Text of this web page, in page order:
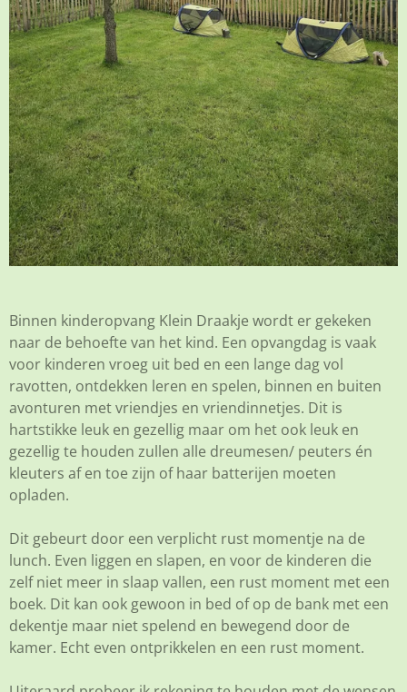
Binnen kinderopvang Klein Draakje wordt er gekeken
naar de behoefte van het kind. Een opvangdag is vaak
voor kinderen vroeg uit bed en een lange dag vol
ravotten, ontdekken leren en spelen, binnen en buiten
avonturen met vriendjes en vriendinnetjes. Dit is
hartstikke leuk en gezellig maar om het ook leuk en
gezellig te houden zullen alle dreumesen/ peuters én
kleuters af en toe zijn of haar batterijen moeten
opladen.
Dit gebeurt door een verplicht rust momentje na de
lunch. Even liggen en slapen, en voor de kinderen die
zelf niet meer in slaap vallen, een rust moment met een
boek. Dit kan ook gewoon in bed of op de bank met een
dekentje maar niet spelend en bewegend door de
kamer. Echt even ontprikkelen en een rust moment.